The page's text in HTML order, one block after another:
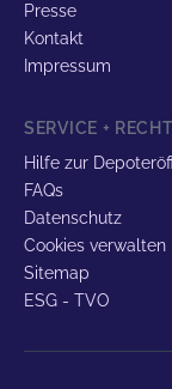
Presse
Kontakt
Impressum
SERVICE + RECHT
Hilfe zur
FAQs
Datenschutz
Cookies verwalten
Sitemap
ESG - TVO